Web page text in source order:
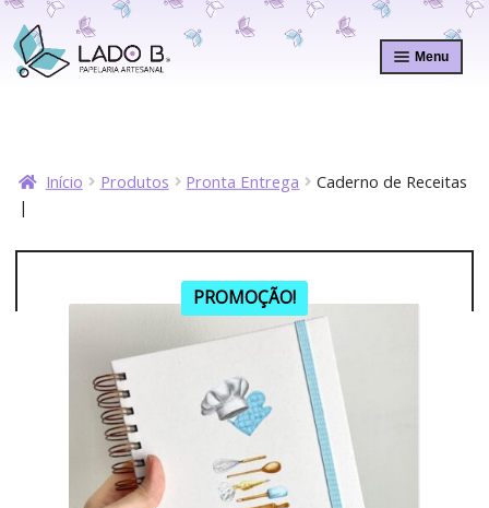
Pular
para
navegação
Pular
para
o
Menu
Início Produtos Pronta Entrega
Caderno de Receitas
|
PROMOÇÃO!